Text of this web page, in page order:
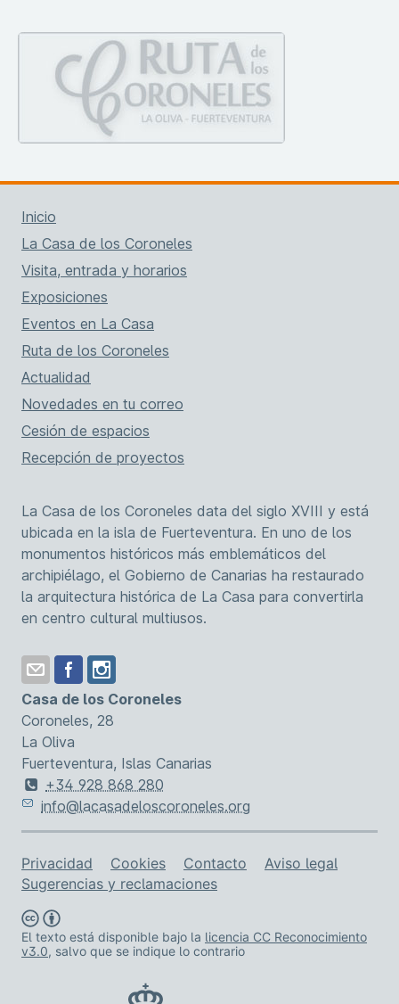
Inicio
La Casa de los Coroneles
Visita, entrada y horarios
Exposiciones
Eventos en La Casa
Ruta de los Coroneles
Actualidad
Novedades en tu correo
Cesión de espacios
Recepción de proyectos
La Casa de los Coroneles data del siglo XVIII y está
ubicada en la isla de Fuerteventura. En uno de los
monumentos históricos más emblemáticos del
archipiélago, el Gobierno de Canarias ha restaurado
la arquitectura histórica de La Casa para convertirla
en centro cultural multiusos.
Casa de los Coroneles
Coroneles, 28
La Oliva
Fuerteventura, Islas Canarias
+34 928 868 280
info@lacasadeloscoroneles.org
Enlaces de asistencia
Privacidad Cookies Contacto
Aviso legal
Sugerencias y reclamaciones
El texto está disponible bajo la licencia CC Reconocimiento
v3.0, salvo que se indique lo contrario